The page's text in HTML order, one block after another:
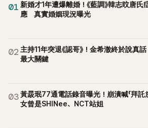
01 新婚才1年遭爆離婚！《藍調》韓志旼唐氏
應 真實婚姻現況曝光
02 主持11年突退《認哥》！金希澈終於說真
最大關鍵
03黃晸珉77通電話錄音曝光！崩潰喊「拜託
女曾是SHINee、NCT站姐